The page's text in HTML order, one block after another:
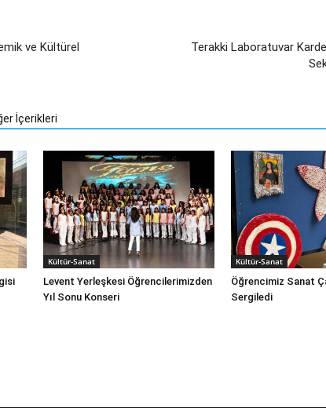
ve Kültürel
Terakki Laboratuvar
İçerikleri
Kültür-Sanat
Levent Yerleşkesi Öğrencilerimizden
Yıl Sonu Konseri
Kültür-Sanat
Öğrencimiz Sanat
Sergiledi